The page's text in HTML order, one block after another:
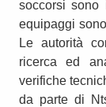
soccorsi sono
equipaggi
Le autorità
ricerca ed
verifiche
da parte di